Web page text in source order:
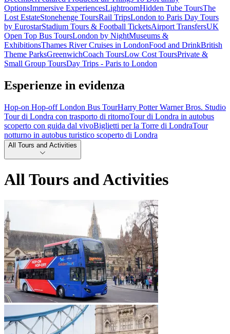
OptionsImmersive ExperiencesLightroomHidden Tube ToursThe
Lost EstateStonehenge ToursRail TripsLondon to Paris Day Tours
by EurostarStadium Tours & Football TicketsAirport TransfersUK
Open Top Bus ToursLondon by NightMuseums &
ExhibitionsThames River Cruises in LondonFood and DrinkBritish
Theme ParksGreenwichCoach ToursLow Cost ToursPrivate &
Small Group ToursDay Trips - Paris to London
Esperienze in evidenza
Hop-on Hop-off London Bus TourHarry Potter Warner Bros. Studio
Tour di Londra con trasporto di ritornoTour di Londra in autobus
scoperto con guida dal vivoBiglietti per la Torre di LondraTour
notturno in autobus turistico scoperto di Londra
All Tours and Activities
All Tours and Activities